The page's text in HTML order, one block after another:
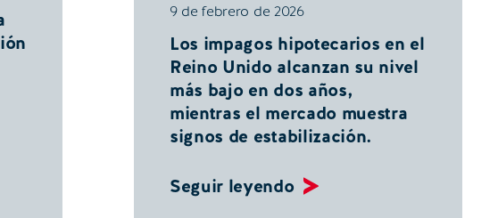
9 de febrero de 2026
Los impagos hipotecarios en el
Reino Unido alcanzan su nivel
más bajo en dos años,
mientras el mercado muestra
signos de estabilización.
Seguir leyendo